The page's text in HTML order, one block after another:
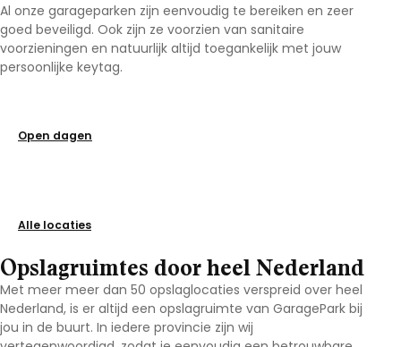
Al onze garageparken zijn eenvoudig te bereiken en zeer
goed beveiligd. Ook zijn ze voorzien van sanitaire
voorzieningen en natuurlijk altijd toegankelijk met jouw
persoonlijke keytag.
Open dagen
Alle locaties
Opslagruimtes door heel Nederland
Met meer meer dan 50 opslaglocaties verspreid over heel
Nederland, is er altijd een opslagruimte van GaragePark bij
jou in de buurt. In iedere provincie zijn wij